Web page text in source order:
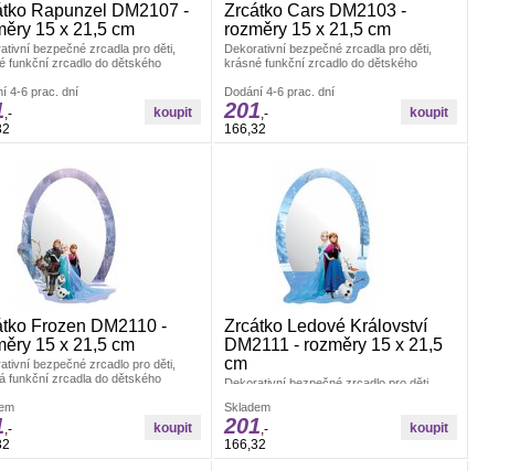
Rapunzel DM2107 -
15 x 21,5 cm
bezpečné zrcadla pro děti,
funkční zrcadlo do dětského
15 x 22 cm.
4-6 prac. dní
,-
Zrcátko Cars DM2103 -
rozměry 15 x 21,5 cm
Dekorativní bezpečné zrcadla pro děti,
krásné funkční zrcadlo do dětského
Rozměry: 15 x 22 cm.
Dodání 4-6 prac. dní
201,-
166,32
Frozen DM2110 -
15 x 21,5 cm
bezpečné zrcadlo pro děti,
funkční zrcadla do dětského
15x21,5 cm.
,-
Zrcátko Ledové Království
DM2111 - rozměry 15 x 21,5
cm
Dekorativní bezpečné zrcadlo pro děti,
pokojíčku. Vyrobeno z akrylátového skla.
Rozměry: 15x21,5 cm.
Skladem
201,-
166,32